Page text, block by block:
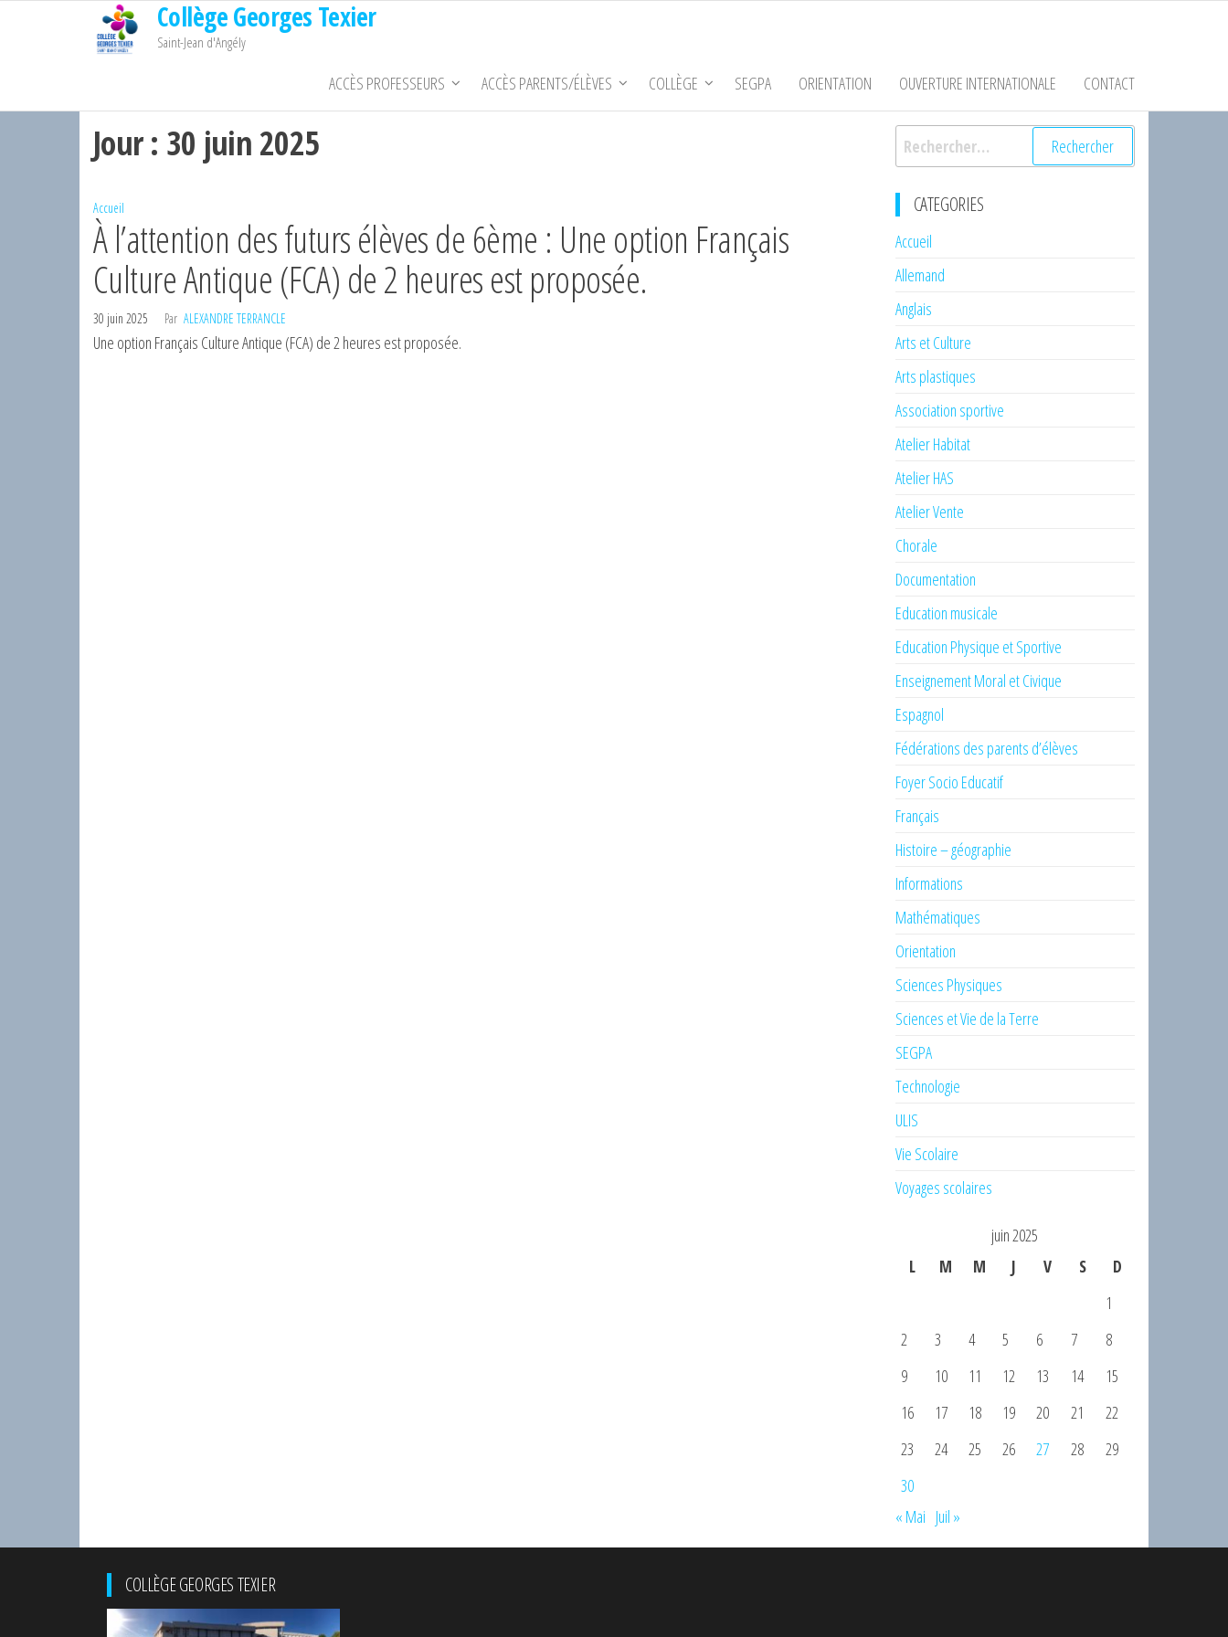
Collège Georges Texier
Saint-Jean d'Angély
ACCÈS PROFESSEURS ACCÈS PARENTS/ÉLÈVES COLLÈGE SEGPA ORIENTATION OUVERTURE INTERNATIONALE CONTACT
Jour : 30 juin 2025
Accueil
À l’attention des futurs élèves de 6ème : Une option Français
Culture Antique (FCA) de 2 heures est proposée.
30 juin 2025 Par ALEXANDRE TERRANCLE
Une option Français Culture Antique (FCA) de 2 heures est proposée.
Rechercher :
CATEGORIES
Accueil
Allemand
Anglais
Arts et Culture
Arts plastiques
Association sportive
Atelier Habitat
Atelier HAS
Atelier Vente
Chorale
Documentation
Education musicale
Education Physique et Sportive
Enseignement Moral et Civique
Espagnol
Fédérations des parents d’élèves
Foyer Socio Educatif
Français
Histoire – géographie
Informations
Mathématiques
Orientation
Sciences Physiques
Sciences et Vie de la Terre
SEGPA
Technologie
ULIS
Vie Scolaire
Voyages scolaires
juin 2025
L
M M J V S
D
1
2
3 4 5 6 7
8
9
10 11 12 13 14
15
16
17 18 19 20 21
22
23
24 25 26 27 28
29
30
« Mai Juil »
COLLÈGE GEORGES TEXIER